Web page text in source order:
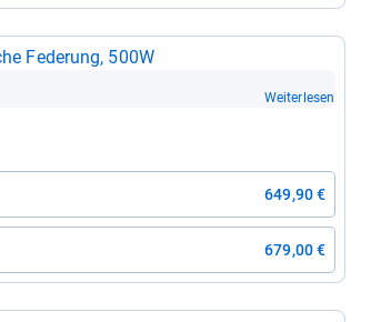
Fede­rung, 500W
Weiterlesen
649,90 €
679,00 €